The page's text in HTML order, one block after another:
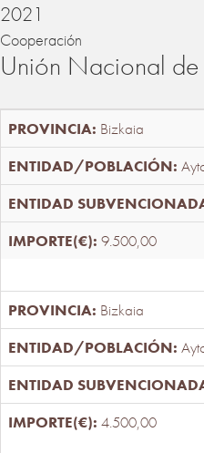
2021
Cooperación
Unión Nacional
Bizkaia
9.500,00
Bizkaia
4.500,00